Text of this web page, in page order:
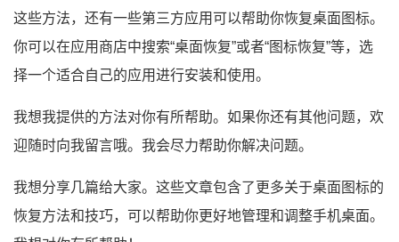
这些方法，还有一些第三方应用可以帮助你恢复桌面图标。
你可以在应用商店中搜索“桌面恢复”或者“图标恢复”等，选
择一个适合自己的应用进行安装和使用。
我想我提供的方法对你有所帮助。如果你还有其他问题，欢
迎随时向我留言哦。我会尽力帮助你解决问题。
我想分享几篇给大家。这些文章包含了更多关于桌面图标的
恢复方法和技巧，可以帮助你更好地管理和调整手机桌面。